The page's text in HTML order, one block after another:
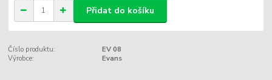
Přidat do košíku
Číslo produktu:
EV 08
Výrobce:
Evans